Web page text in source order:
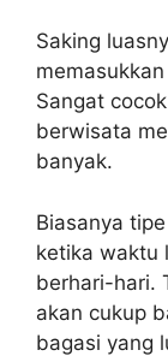
Saking
Sangat
berwisata
banyak.
Biasanya
ketika waktu
berhari-hari.
akan cukup
bagasi yang